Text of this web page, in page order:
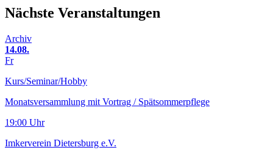
Nächste Veranstaltungen
Archiv
14.08.
Fr
Kurs/Seminar/Hobby
Monatsversammlung mit Vortrag / Spätsommerpflege
19:00 Uhr
Imkerverein Dietersburg e.V.